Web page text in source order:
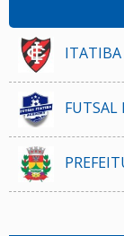
ITATIBA
FUTSAL